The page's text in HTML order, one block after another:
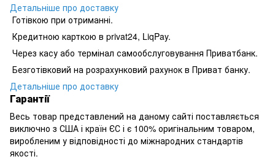
Детальніше про доставку
Готівкою при отриманні.
Кредитною карткою в privat24, LiqPay.
Через касу або термінал самообслуговування Приватбанк.
Безготівковий на розрахунковий рахунок в Приват банку.
Детальніше про доставку
Гарантії
Весь товар представлений на даному сайті поставляється
виключно з США і країн ЄС і є 100% оригінальним товаром,
виробленим у відповідності до міжнародних стандартів
якості.